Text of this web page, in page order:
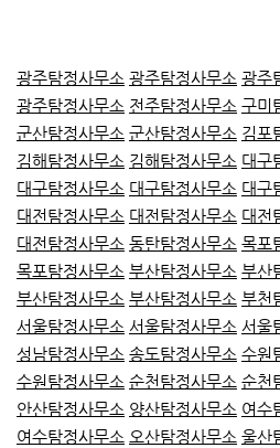
광주탐정사무소 광주탐정사무소 광주
광주탐정사무소 전주탐정사무소 구미
군산탐정사무소 군산탐정사무소 김포
김해탐정사무소 김해탐정사무소 대구
대구탐정사무소 대구탐정사무소 대구
대전탐정사무소 대전탐정사무소 대전
대전탐정사무소 동탄탐정사무소 목포
목포탐정사무소 부산탐정사무소 부산
부산탐정사무소 부산탐정사무소 부천
서울탐정사무소 서울탐정사무소 서울
성남탐정사무소 송도탐정사무소 수원
수원탐정사무소 순천탐정사무소 순천
안산탐정사무소 양산탐정사무소 여수
여수탐정사무소 오산탐정사무소 울산